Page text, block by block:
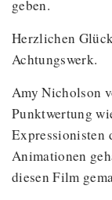
geben.
Herzlichen
Achtungswerk.
Amy Nicholson
Punktwertung
Animationen
diesen Film